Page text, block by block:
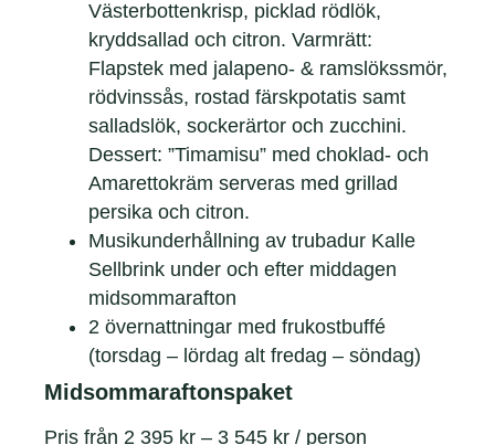
Västerbottenkrisp, picklad rödlök,
kryddsallad och citron. Varmrätt:
Flapstek med jalapeno- & ramslökssmör,
rödvinssås, rostad färskpotatis samt
salladslök, sockerärtor och zucchini.
Dessert: ”Timamisu” med choklad- och
Amarettokräm serveras med grillad
persika och citron.
Musikunderhållning av trubadur Kalle
Sellbrink under och efter middagen
midsommarafton
2 övernattningar med frukostbuffé
(torsdag – lördag alt fredag – söndag)
Midsommaraftonspaket
Pris från 2 395 kr – 3 545 kr / person